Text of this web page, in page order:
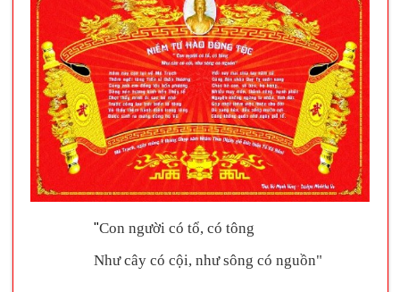
"Con người có tổ, có tông
Như cây có cội, như sông có nguồn"